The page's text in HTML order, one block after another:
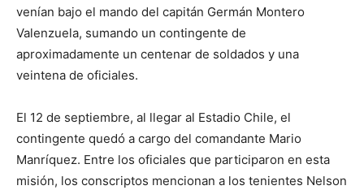
venían bajo el mando del capitán Germán Montero
Valenzuela, sumando un contingente de
aproximadamente un centenar de soldados y una
veintena de oficiales.
El 12 de septiembre, al llegar al Estadio Chile, el
contingente quedó a cargo del comandante Mario
Manríquez. Entre los oficiales que participaron en esta
misión, los conscriptos mencionan a los tenientes Nelson